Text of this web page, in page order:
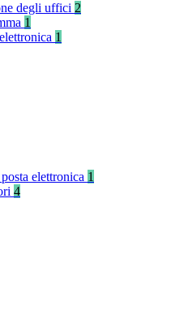
degli uffici 2
1
1
elettronica 1
4